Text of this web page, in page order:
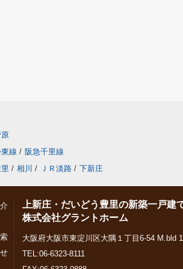
線 / 阪急千里線
/ 相川 / ＪＲ淡路 / 下新庄
上新庄・だいどう豊里の新築一戸建
株式会社グラントホーム
大阪府大阪市東淀川区大隅１丁目6-54 M.bld
TEL:06-6323-8111